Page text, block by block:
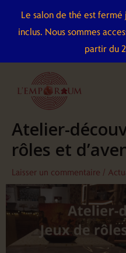
Le salon de thé est
inclus. Nous sommes
partir du
contenu
Atelier-
rôles et
Laisser un commentaire /